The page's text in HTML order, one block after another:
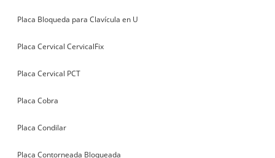
Placa Bloqueda para Clavícula en U
Placa Cervical CervicalFix
Placa Cervical PCT
Placa Cobra
Placa Condilar
Placa Contorneada Bloqueada